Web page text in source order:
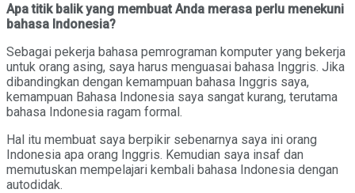
Apa titik balik yang membuat Anda merasa perlu menekuni
bahasa Indonesia?
Sebagai pekerja bahasa pemrograman komputer yang bekerja
untuk orang asing, saya harus menguasai bahasa Inggris. Jika
dibandingkan dengan kemampuan bahasa Inggris saya,
kemampuan Bahasa Indonesia saya sangat kurang, terutama
bahasa Indonesia ragam formal.
Hal itu membuat saya berpikir sebenarnya saya ini orang
Indonesia apa orang Inggris. Kemudian saya insaf dan
memutuskan mempelajari kembali bahasa Indonesia dengan
autodidak.